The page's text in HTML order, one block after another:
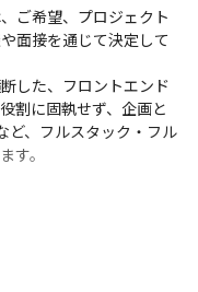
ご希望、プロジェクト
面接を通じて決定して
した、フロントエンド
割に固執せず、企画と
ど、フルスタック・フル
す。